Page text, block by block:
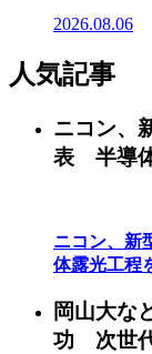
2026.08.06
人気記事
ニコン、
表 半導
ニコン、新
体露光工程
岡山大な
功 次世